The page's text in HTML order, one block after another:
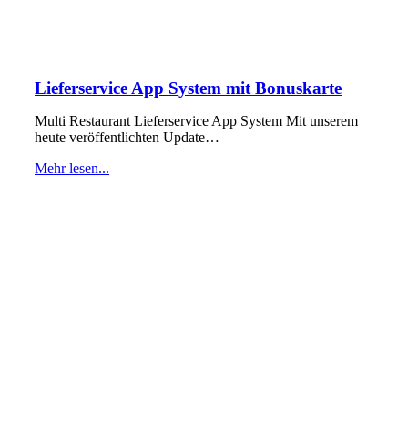
Lieferservice App System mit Bonuskarte
Multi Restaurant Lieferservice App System Mit unserem
heute veröffentlichten Update…
Mehr lesen...